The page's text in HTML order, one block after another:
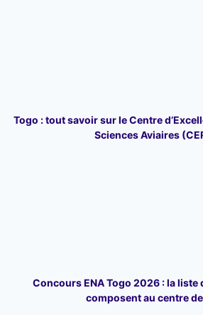
Togo : tout savoir sur le Centre
Sciences Aviaires
Concours ENA Togo 2026 : la liste
composent au centre